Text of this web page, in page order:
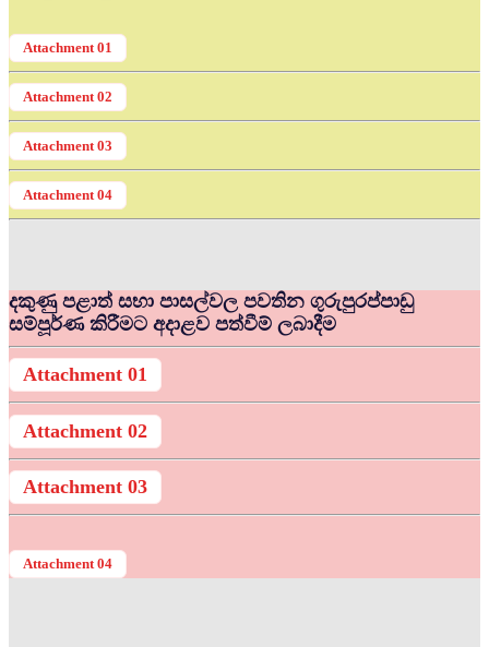
Attachment 01
Attachment 02
Attachment 03
Attachment 04
දකුණු පළාත් සභා පාසල්වල පවතින ගුරුපුරප්පාඩු
සම්පූර්ණ කිරීමට අදාළව පත්වීම් ලබාදීම
Attachment 01
Attachment 02
Attachment 03
Attachment 04